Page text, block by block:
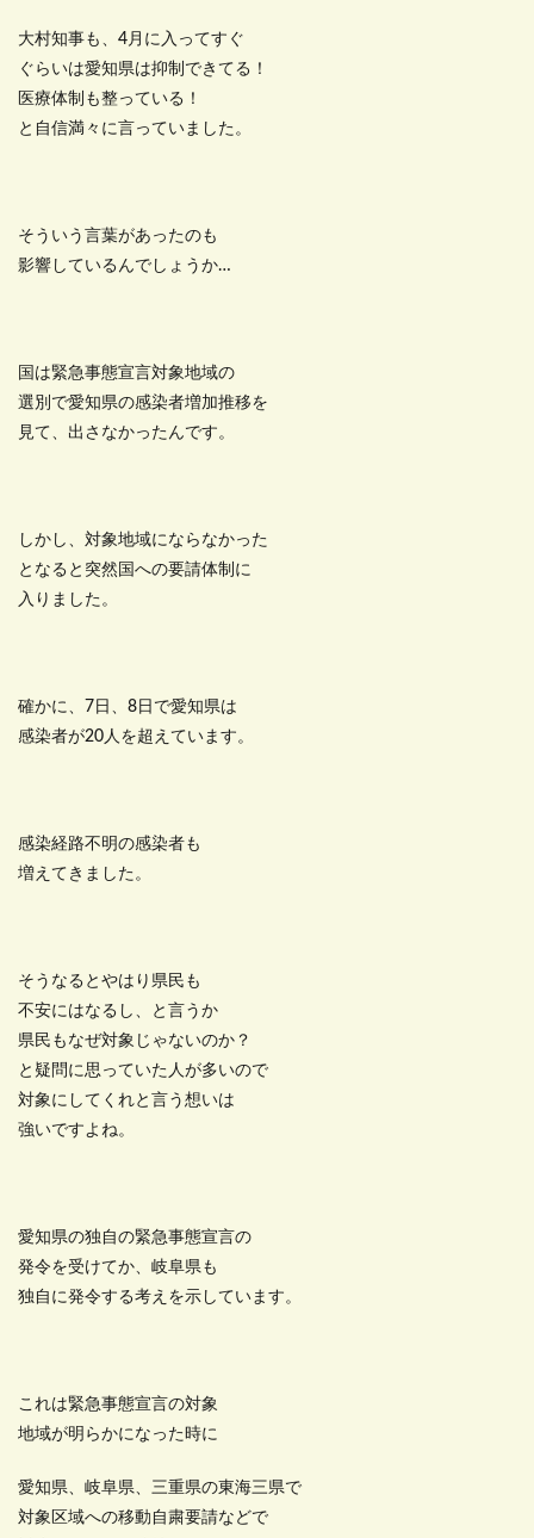
大村知事も、4月に入ってすぐ
ぐらいは愛知県は抑制できてる！
医療体制も整っている！
と自信満々に言っていました。
そういう言葉があったのも
影響しているんでしょうか…
国は緊急事態宣言対象地域の
選別で愛知県の感染者増加推移を
見て、出さなかったんです。
しかし、対象地域にならなかった
となると突然国への要請体制に
入りました。
確かに、7日、8日で愛知県は
感染者が20人を超えています。
感染経路不明の感染者も
増えてきました。
そうなるとやはり県民も
不安にはなるし、と言うか
県民もなぜ対象じゃないのか？
と疑問に思っていた人が多いので
対象にしてくれと言う想いは
強いですよね。
愛知県の独自の緊急事態宣言の
発令を受けてか、岐阜県も
独自に発令する考えを示しています。
これは緊急事態宣言の対象
地域が明らかになった時に
愛知県、岐阜県、三重県の東海三県で
対象区域への移動自粛要請などで